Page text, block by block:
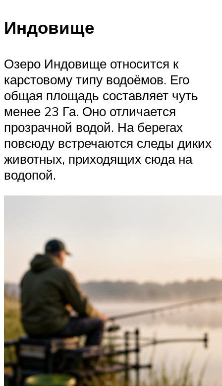
Индовище
Озеро Индовище относится к
карстовому типу водоёмов. Его
общая площадь составляет чуть
менее 23 Га. Оно отличается
прозрачной водой. На берегах
повсюду встречаются следы диких
животных, приходящих сюда на
водопой.